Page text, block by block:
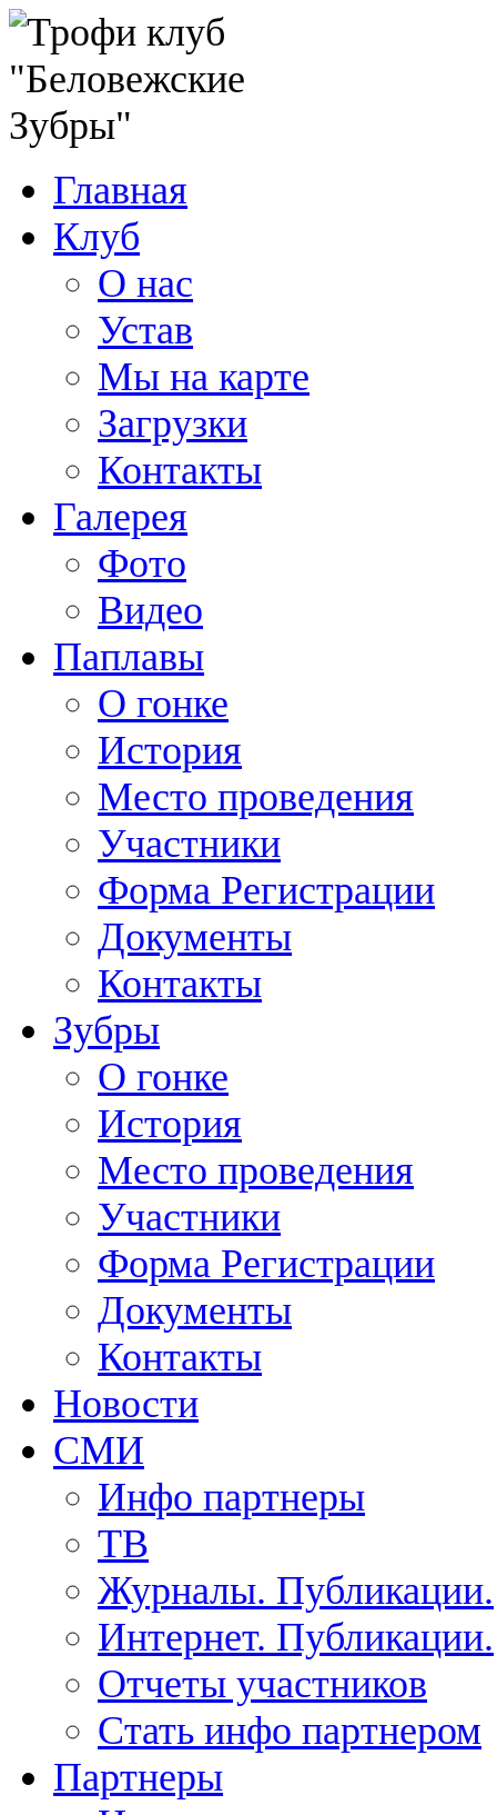
Главная
Клуб
О нас
Устав
Мы на карте
Загрузки
Контакты
Галерея
Фото
Видео
Паплавы
О гонке
История
Место проведения
Участники
Форма Регистрации
Документы
Контакты
Зубры
О гонке
История
Место проведения
Участники
Форма Регистрации
Документы
Контакты
Новости
СМИ
Инфо партнеры
ТВ
Журналы. Публикации.
Интернет. Публикации.
Отчеты участников
Стать инфо партнером
Партнеры